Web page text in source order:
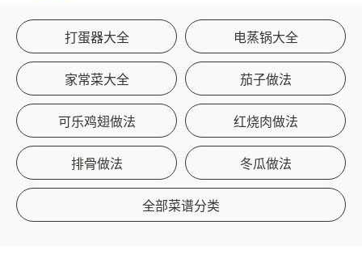
打蛋器大全 电蒸锅大全
家常菜大全 茄子做法
可乐鸡翅做法 红烧肉做法
排骨做法 冬瓜做法
全部菜谱分类